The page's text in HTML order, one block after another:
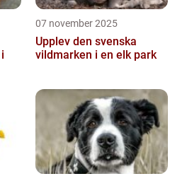
07 november 2025
Upplev den svenska
vildmarken i en elk park